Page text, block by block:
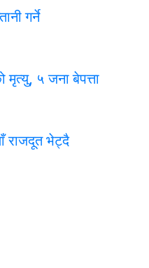
गर्ने
मृत्यु, ५ जना बेपत्ता
राजदूत भेट्दै